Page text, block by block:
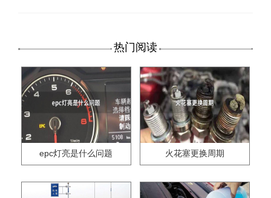
热门阅读
epc灯亮是什么问题 火花塞更换周期